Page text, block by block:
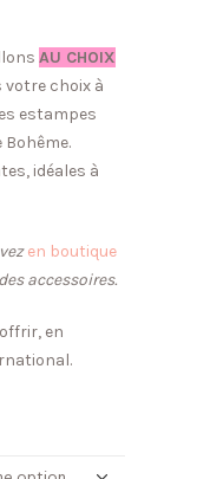
AU CHOIX
votre choix à
estampes
idéales à
en boutique
accessoires.
en